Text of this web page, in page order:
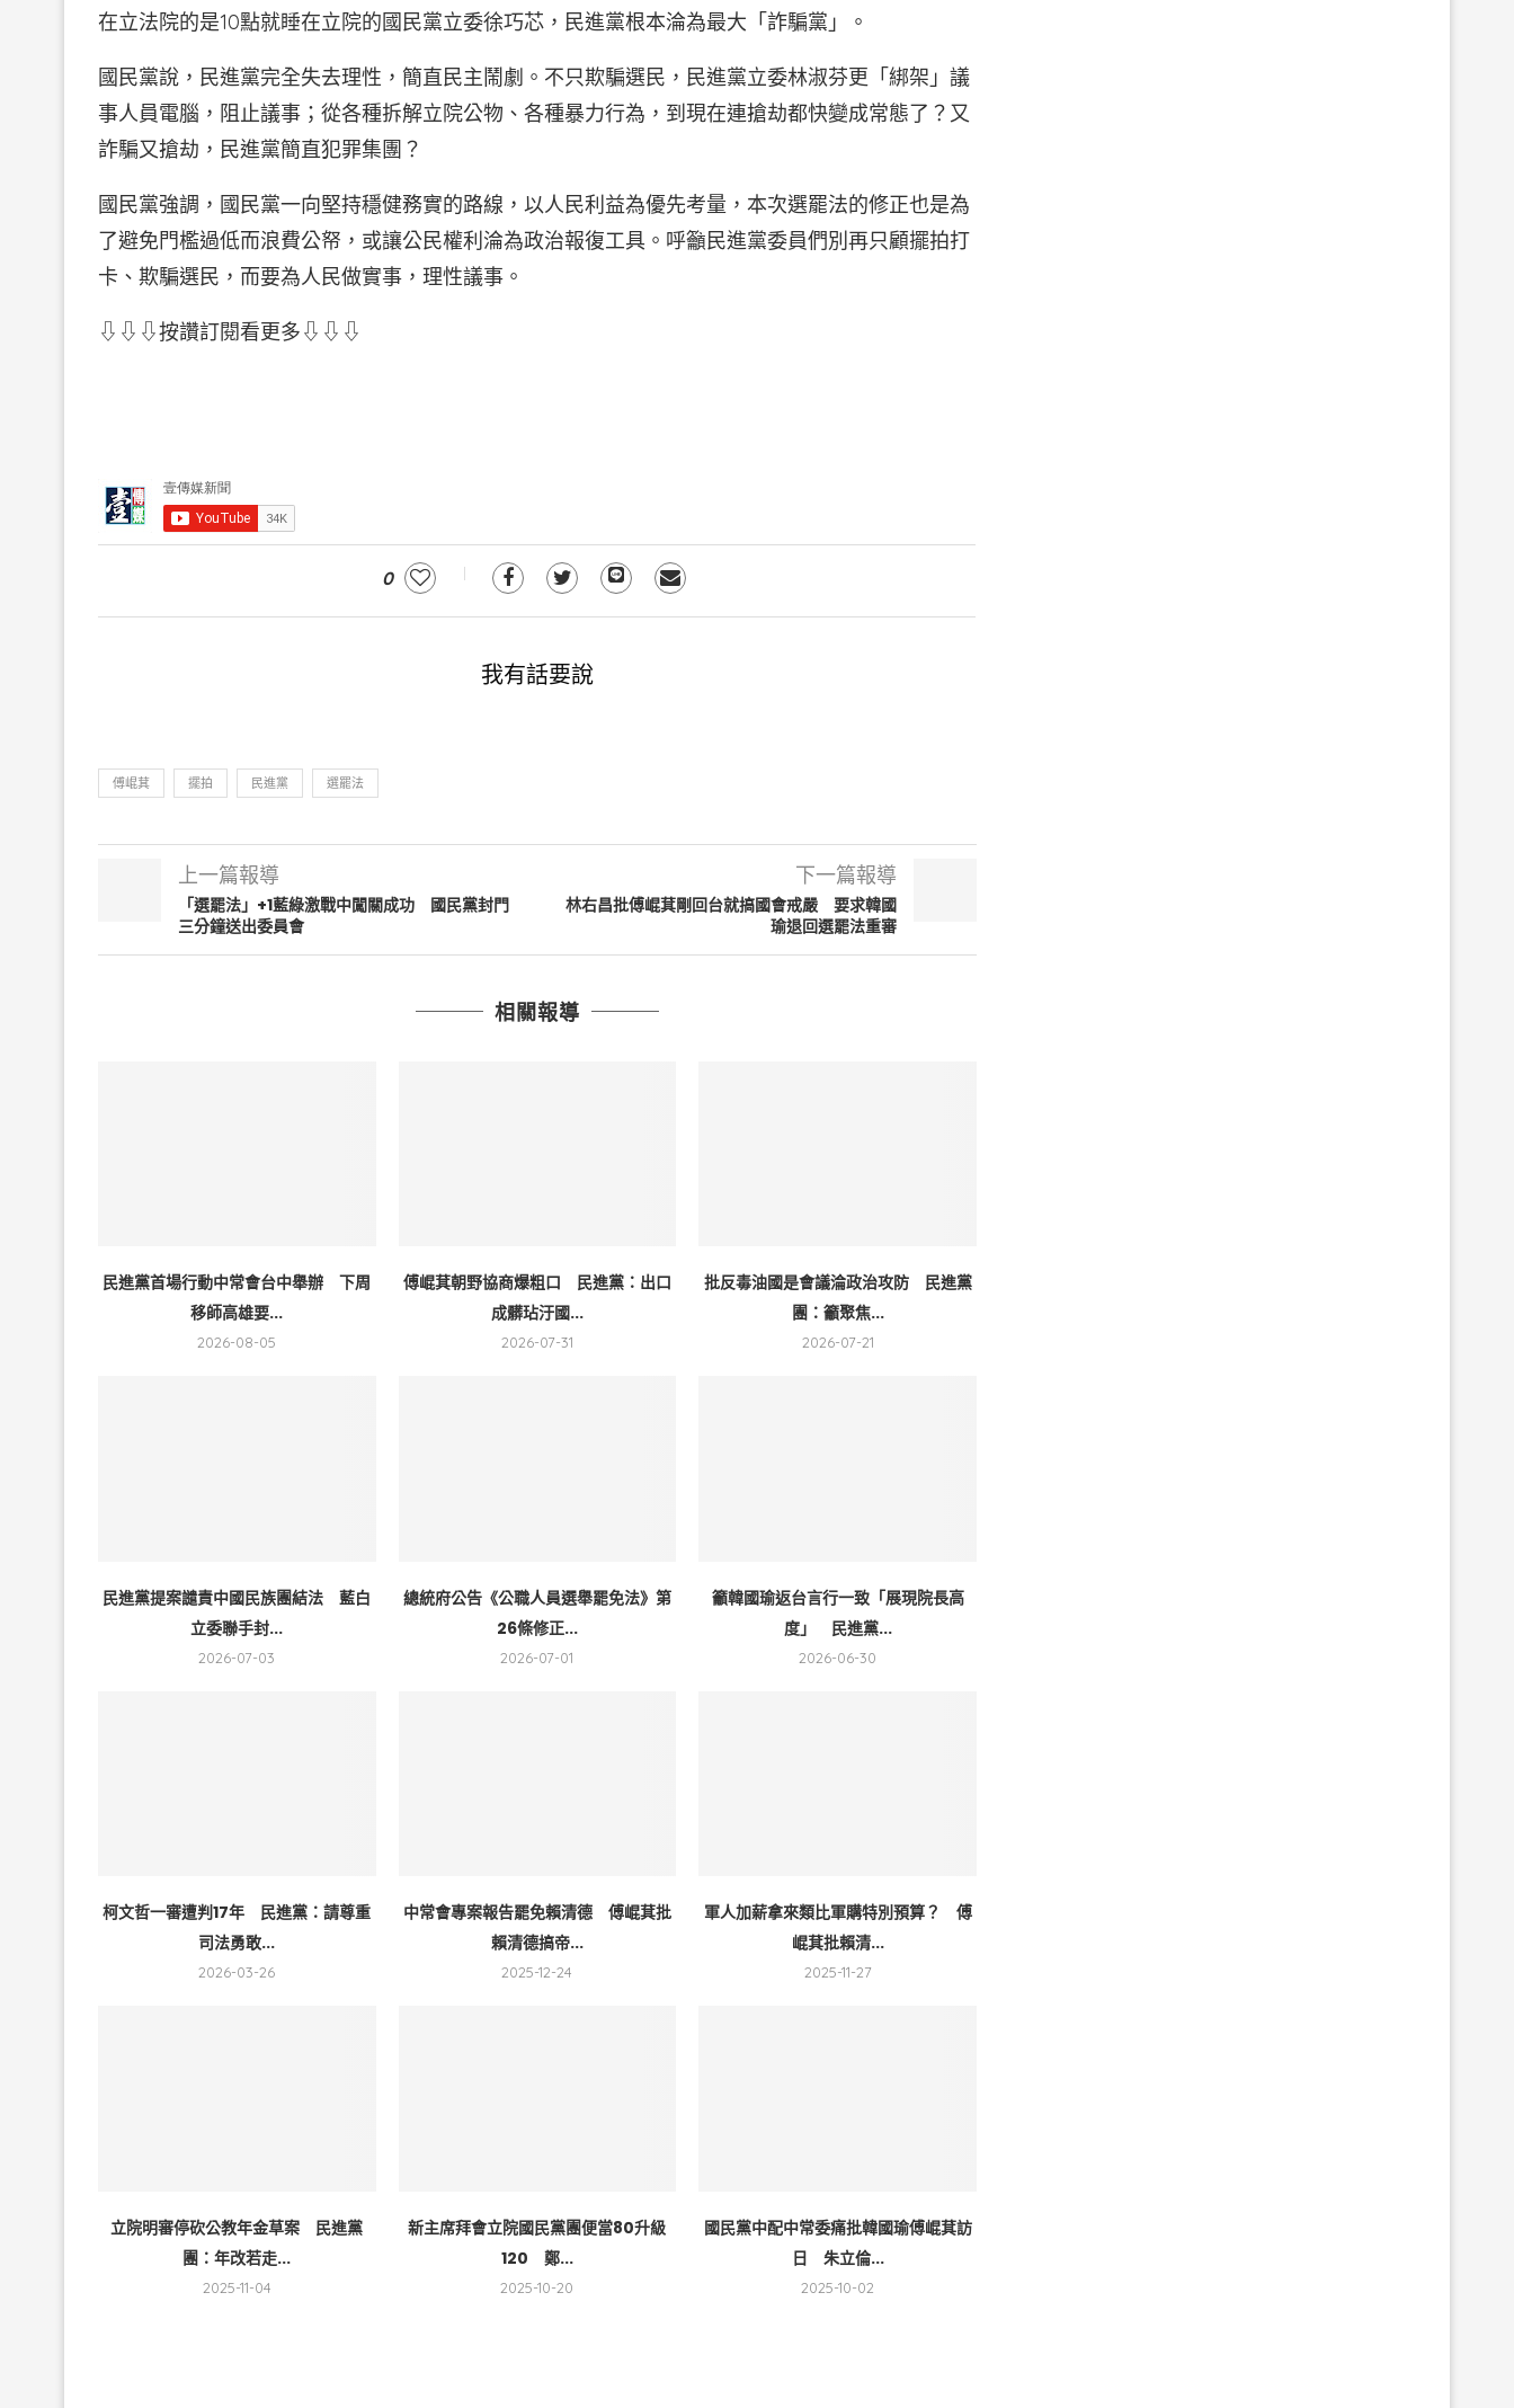
在立法院的是10點就睡在立院的國民黨立委徐巧芯，民進黨根本淪為最大「詐騙黨」。
國民黨說，民進黨完全失去理性，簡直民主鬧劇。不只欺騙選民，民進黨立委林淑芬更「綁架」議
事人員電腦，阻止議事；從各種拆解立院公物、各種暴力行為，到現在連搶劫都快變成常態了？又
詐騙又搶劫，民進黨簡直犯罪集團？
國民黨強調，國民黨一向堅持穩健務實的路線，以人民利益為優先考量，本次選罷法的修正也是為
了避免門檻過低而浪費公帑，或讓公民權利淪為政治報復工具。呼籲民進黨委員們別再只顧擺拍打
卡、欺騙選民，而要為人民做實事，理性議事。
⇩⇩⇩按讚訂閱看更多⇩⇩⇩
0
我有話要說
傅崐萁 擺拍 民進黨 選罷法
上一篇報導
「選罷法」+1藍綠激戰中闖關成功 國民黨封門
三分鐘送出委員會
下一篇報導
林右昌批傅崐萁剛回台就搞國會戒嚴 要求韓國
瑜退回選罷法重審
相關報導
民進黨首場行動中常會台中舉辦 下周
移師高雄要...
2026-08-05
傅崐萁朝野協商爆粗口 民進黨：出口
成髒玷汙國...
2026-07-31
批反毒油國是會議淪政治攻防 民進黨
團：籲聚焦...
2026-07-21
民進黨提案譴責中國民族團結法 藍白
立委聯手封...
2026-07-03
總統府公告《公職人員選舉罷免法》第
26條修正...
2026-07-01
籲韓國瑜返台言行一致「展現院長高
度」 民進黨...
2026-06-30
柯文哲一審遭判17年 民進黨：請尊重
司法勇敢...
2026-03-26
中常會專案報告罷免賴清德 傅崐萁批
賴清德搞帝...
2025-12-24
軍人加薪拿來類比軍購特別預算？ 傅
崐萁批賴清...
2025-11-27
立院明審停砍公教年金草案 民進黨
團：年改若走...
2025-11-04
新主席拜會立院國民黨團便當80升級
120 鄭...
2025-10-20
國民黨中配中常委痛批韓國瑜傅崐萁訪
日 朱立倫...
2025-10-02